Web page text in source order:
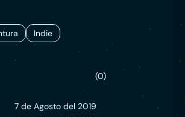
el misterioso y malvado tomo, pero el
Buzz Kerwan lo encuentra y
transforma a su gato, Kitteh, en una
camina y habla. ¿Qué le supondrá el
Una clara degradación.
Indie
(0)
7 de Agosto del 2019